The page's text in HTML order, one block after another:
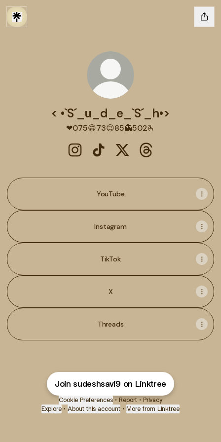
< •`S´_u_d_e_`S´_h•>
❤075😁73😉85👻502🫰
YouTube
Instagram
TikTok
X
Threads
Join sudeshsavi9 on Linktree
Cookie Preferences • Report • Privacy
Explore • About this account • More from Linktree